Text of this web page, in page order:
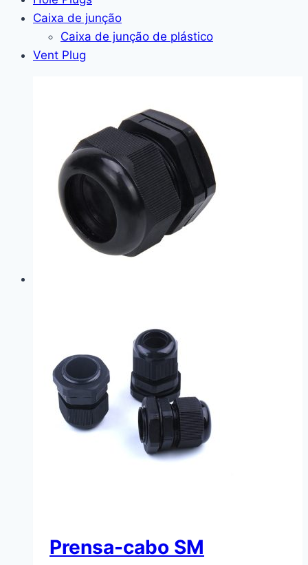
Caixa de junção
Caixa de junção de plástico
Vent Plug
Prensa-cabo SM